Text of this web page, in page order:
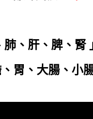
、肝、脾、腎
胃、大腸、小